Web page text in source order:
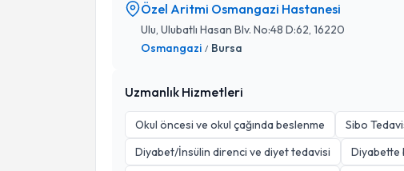
Özel Aritmi Osmangazi Hastanesi
Ulu, Ulubatlı Hasan Blv. No:48 D:62, 16220
Osmangazi / Bursa
Uzmanlık Hizmetleri
Okul öncesi ve okul çağında beslenme Sibo
Diyabet/İnsülin direnci ve diyet tedavisi
Diyabette